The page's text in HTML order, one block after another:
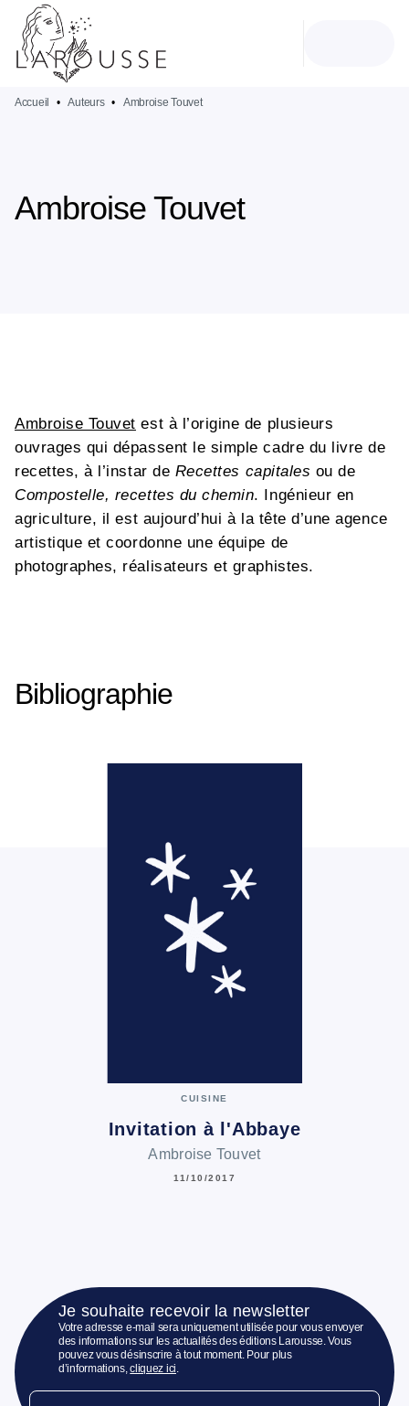
MENU
PIED DE PAGE
Accueil • Auteurs • Ambroise Touvet
Ambroise Touvet
Ambroise Touvet est à l’origine de plusieurs
ouvrages qui dépassent le simple cadre du livre de
recettes, à l’instar de Recettes capitales ou de
Compostelle, recettes du chemin. Ingénieur en
agriculture, il est aujourd’hui à la tête d’une agence
artistique et coordonne une équipe de
photographes, réalisateurs et graphistes.
Bibliographie
CUISINE
Invitation à l'Abbaye
Ambroise Touvet
11/10/2017
Je souhaite recevoir la newsletter
Votre adresse e-mail sera uniquement utilisée pour vous envoyer
des informations sur les actualités des éditions Larousse. Vous
pouvez vous désinscrire à tout moment. Pour plus
d’informations,cliquez ici